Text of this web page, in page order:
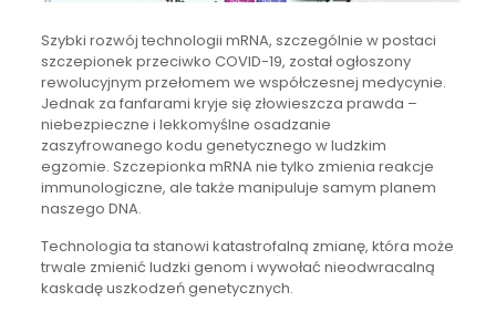
Szybki rozwój technologii mRNA, szczególnie w postaci
szczepionek przeciwko COVID-19, został ogłoszony
rewolucyjnym przełomem we współczesnej medycynie.
Jednak za fanfarami kryje się złowieszcza prawda –
niebezpieczne i lekkomyślne osadzanie
zaszyfrowanego kodu genetycznego w ludzkim
egzomie. Szczepionka mRNA nie tylko zmienia reakcje
immunologiczne, ale także manipuluje samym planem
naszego DNA.
Technologia ta stanowi katastrofalną zmianę, która może
trwale zmienić ludzki genom i wywołać nieodwracalną
kaskadę uszkodzeń genetycznych.